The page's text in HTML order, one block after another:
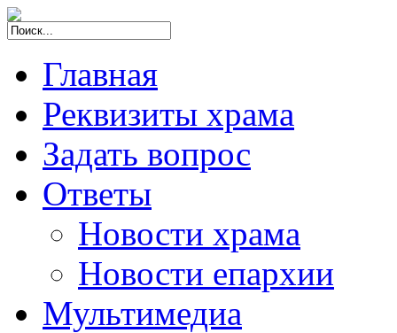
Главная
Реквизиты храма
Задать вопрос
Ответы
Новости храма
Новости епархии
Мультимедиа